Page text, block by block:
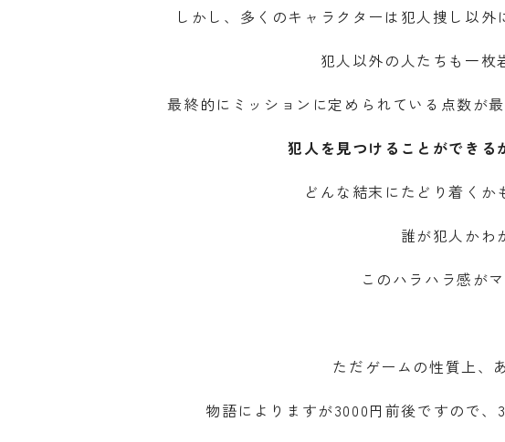
しかし、多くのキャラクターは犯人捜し以
犯人以外の人たちも一枚
最終的にミッションに定められている点数が
犯人を見つけることができる
どんな結末にたどり着くか
誰が犯人かわ
このハラハラ感が
ただゲームの性質上、
物語によりますが3000円前後ですので、